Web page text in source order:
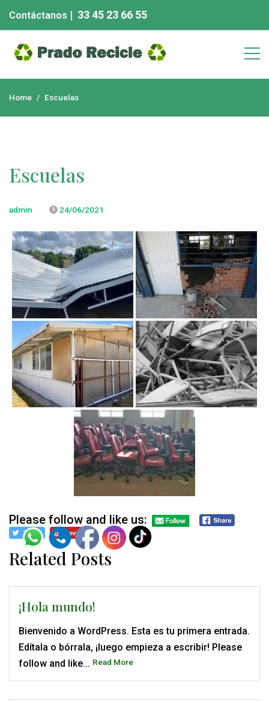
Contáctanos | 33 45 23 66 55
Chatarra eléctronica
Home Escuelas
Escuelas
admin 24/06/2021
Please follow and like us:
Related Posts
¡Hola mundo!
Bienvenido a WordPress. Esta es tu primera entrada.
Edítala o bórrala, ¡luego empieza a escribir! Please
follow and like... Read More